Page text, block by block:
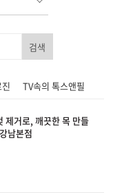
검색
TV속의 톡스앤필
제거로, 깨끗한 목 만들
남본점